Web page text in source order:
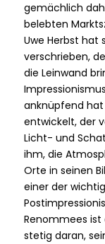
gemächlich
belebten
Uwe Herbst hat
verschrieben,
die Leinwand
anknüpfend
entwickelt, der
Licht- und
ihm, die
Orte in seinen
einer der
Renommees
stetig daran,